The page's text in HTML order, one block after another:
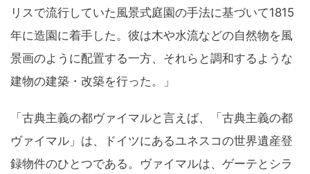
リスで流行していた風景式庭園の手法に基づいて1815
年に造園に着手した。彼は木や水流などの自然物を風
景画のように配置する一方、それらと調和するような
建物の建築・改築を行った。」
「古典主義の都ヴァイマルと言えば、「古典主義の都
ヴァイマル」は、ドイツにあるユネスコの世界遺産登
録物件のひとつである。ヴァイマルは、ゲーテとシラ